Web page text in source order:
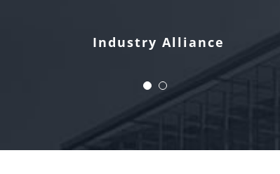
Industry Alliance
Xtra Technologies